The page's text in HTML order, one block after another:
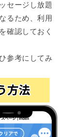
セージし放題
るため、利用
確認しておく
参考にしてみ